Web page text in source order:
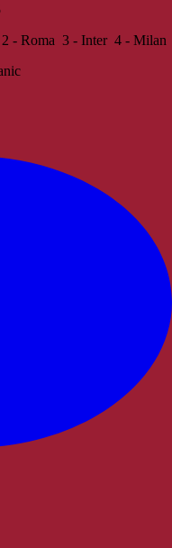
2 - Roma 3 - Inter 4 - Milan